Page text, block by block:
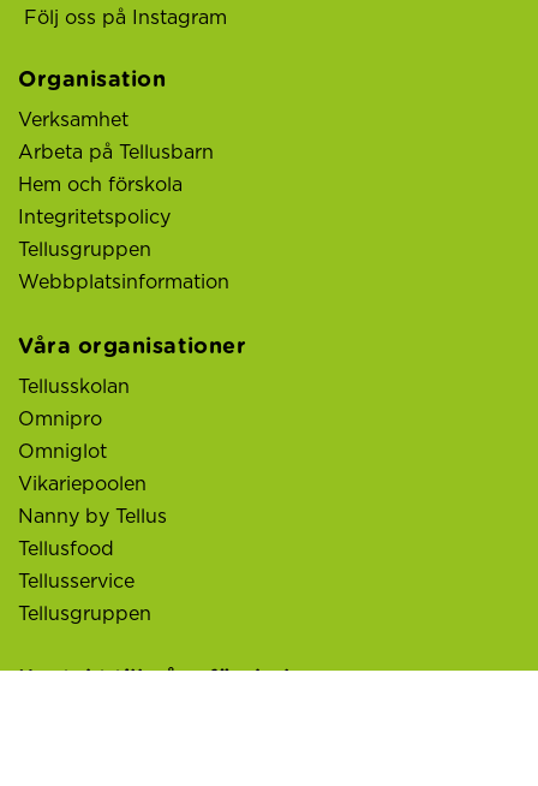
Följ oss på Instagram
Organisation
Verksamhet
Arbeta på Tellusbarn
Hem och förskola
Integritetspolicy
Tellusgruppen
Webbplatsinformation
Våra organisationer
Tellusskolan
Omnipro
Omniglot
Vikariepoolen
Nanny by Tellus
Tellusfood
Tellusservice
Tellusgruppen